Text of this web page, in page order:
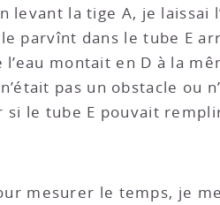
levant la tige A, je laissai
parvînt dans le tube E
montait en D à la
pas un obstacle ou
le tube E pouvait
mesurer le temps, je